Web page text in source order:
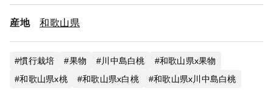
産地 和歌山県
慣行栽培 果物 川中島白桃
和歌山県x果物
和歌山県x桃
和歌山県x白桃 和歌山県x川中島白桃